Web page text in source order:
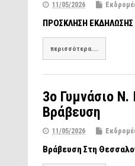
11/05/2026
ΠΡΟΣΚΛΗΣΗ
περισσότερα....
3o Γυμνάσιο Ν.
Βράβευση
11/05/2026
Βράβευση Στη